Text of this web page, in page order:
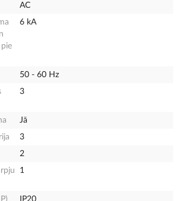
AC
6 kA
50 - 60 Hz
3
Jā
3
2
1
IP20